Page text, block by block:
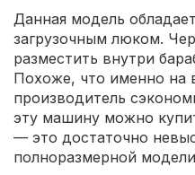
Данная модель
загрузочным люком.
разместить внутри
Похоже, что именно на
производитель
эту машину можно
— это достаточно
полноразмерной